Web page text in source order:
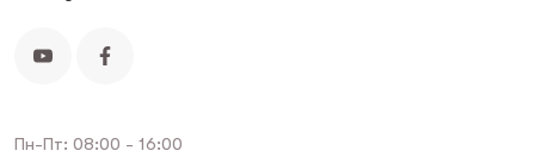
Пн-Пт: 08:00 - 16:00